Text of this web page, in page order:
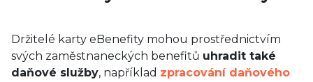
Držitelé karty eBenefity mohou prostřednictvím
svých zaměstnaneckých benefitů uhradit také
daňové služby, například zpracování daňového